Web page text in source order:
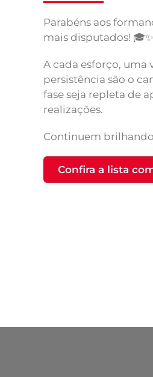
Parabéns aos
mais disputados! 🎓✨
A cada esforço, uma
persistência são o
fase seja repleta de
realizações.
Continuem
Confira a lista